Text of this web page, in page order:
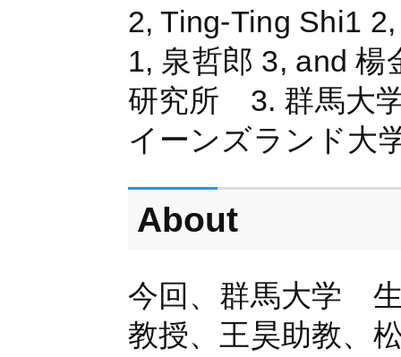
2, Ting-Ting Shi1
1, 泉哲郎 3, and
研究所 3. 群馬大
イーンズランド大
About
今回、群馬大学
教授、王昊助教、